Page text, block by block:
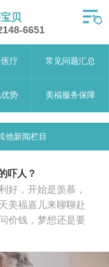
贝
6651
疗 常见问题汇总
势 美福服务保障
他新闻栏目
吓人？
好，开始是羡慕，
美福嘉儿来聊聊赴
价钱，梦想还是要
首页
月子中心服务
宝妈见证
赴美攻略